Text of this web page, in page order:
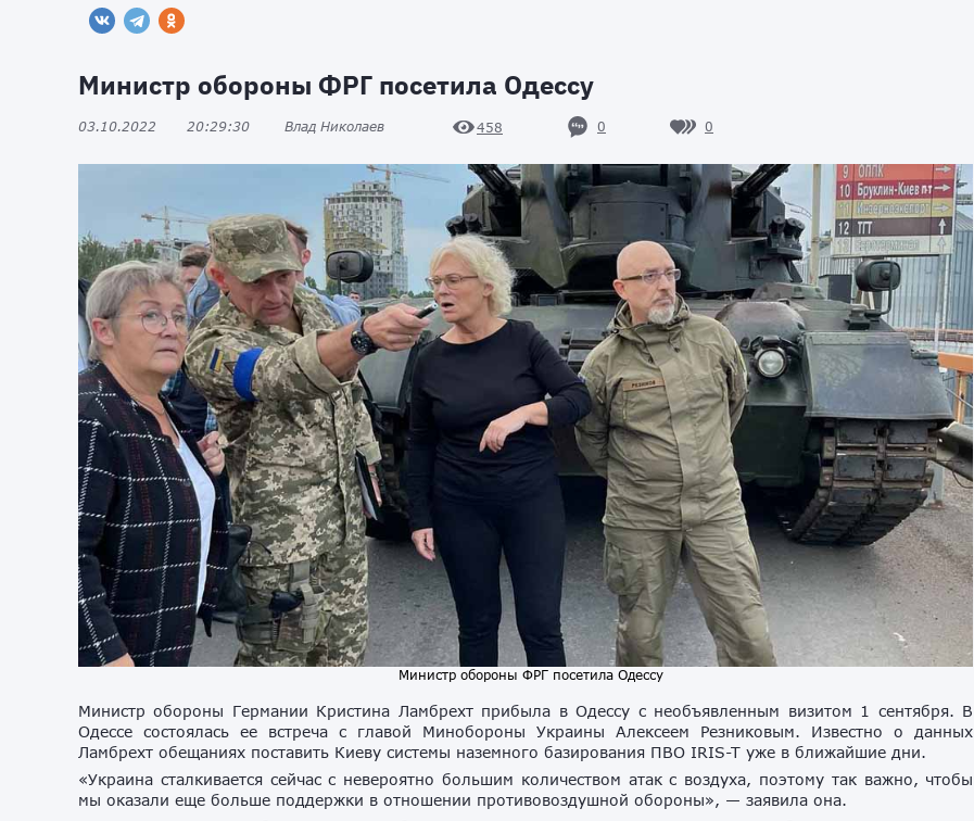
Министр обороны ФРГ посетила Одессу
03.10.2022 20:29:30 Влад Николаев 458 0 0
Министр обороны ФРГ посетила Одессу
Министр обороны Германии Кристина Ламбрехт прибыла в Одессу с необъявленным визитом 1 сентября. В
Одессе состоялась ее встреча с главой Минобороны Украины Алексеем Резниковым. Известно о данных
Ламбрехт обещаниях поставить Киеву системы наземного базирования ПВО IRIS-T уже в ближайшие дни.
«Украина сталкивается сейчас с невероятно большим количеством атак с воздуха, поэтому так важно, чтобы
мы оказали еще больше поддержки в отношении противовоздушной обороны», — заявила она.